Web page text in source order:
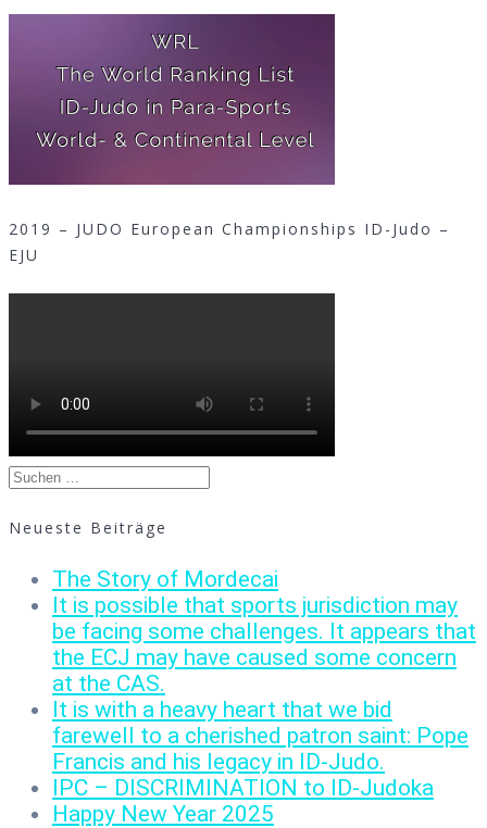
2019 – JUDO European Championships ID-Judo –
EJU
Suchen
Neueste Beiträge
The Story of Mordecai
It is possible that sports jurisdiction may
be facing some challenges. It appears that
the ECJ may have caused some concern
at the CAS.
It is with a heavy heart that we bid
farewell to a cherished patron saint: Pope
Francis and his legacy in ID-Judo.
IPC – DISCRIMINATION to ID-Judoka
Happy New Year 2025